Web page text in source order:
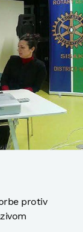
protiv